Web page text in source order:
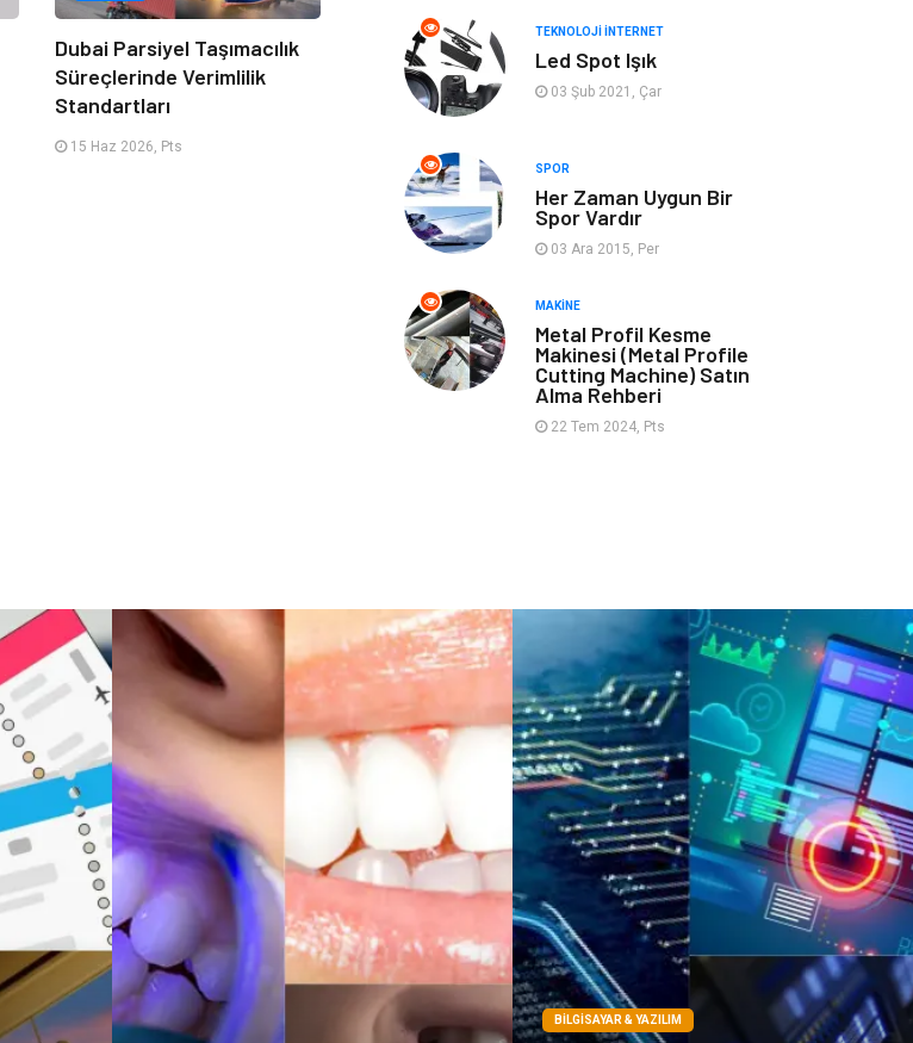
Dubai Parsiyel Taşımacılık
Süreçlerinde Verimlilik
Standartları
15 Haz 2026, Pts
Müzik
Spor İnternet
Nakliye Aksesuar
Mobilya Finans Ekonomi
Sigorta
Bebek Giyim
Tarım &
Hayvancılık
TEKNOLOJI İNTERNET
Led Spot Işık
03 Şub 2021, Çar
SPOR
Her Zaman Uygun Bir
Spor Vardır
03 Ara 2015, Per
MAKINE
Metal Profil Kesme
Makinesi (Metal Profile
Cutting Machine) Satın
Alma Rehberi
22 Tem 2024, Pts
BILGISAYAR & YAZILIM